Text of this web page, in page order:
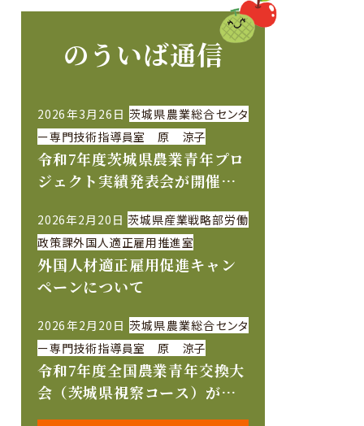
のういば通信
2026年3月26日 茨城県農業総合センタ
ー専門技術指導員室 原 涼子
令和7年度茨城県農業青年プロ
ジェクト実績発表会が開催さ
2026年2月20日 茨城県産業戦略部労働
政策課外国人適正雇用推進室
外国人材適正雇用促進キャン
ペーンについて
2026年2月20日 茨城県農業総合センタ
ー専門技術指導員室 原 涼子
令和7年度全国農業青年交換大
会（茨城県視察コース）が開